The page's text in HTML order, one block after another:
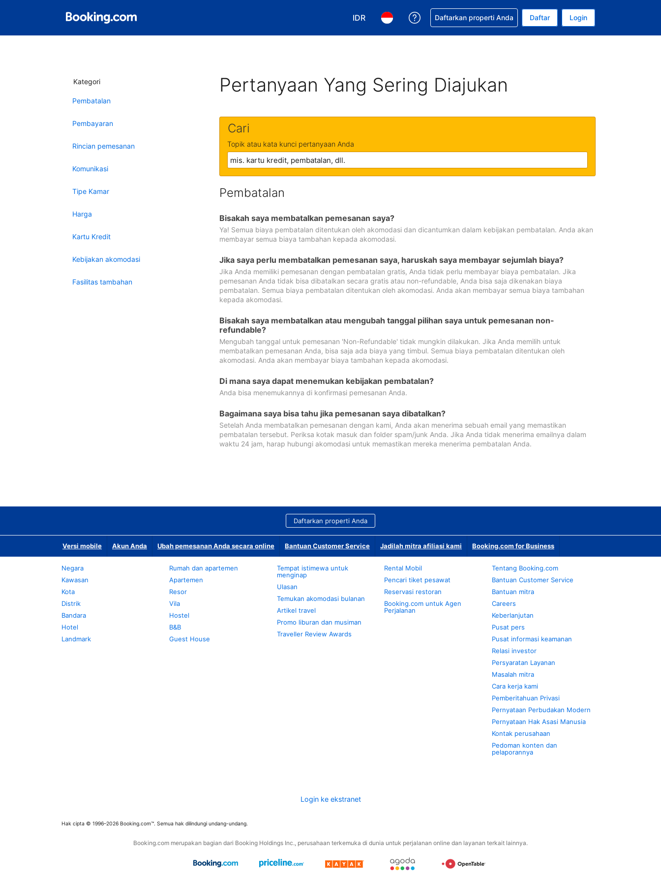
IDR
Pilih mata uang Anda. Mata uang Anda saat ini adalah Rupiah Indonesia
Pilih bahasa Anda. Bahasa Anda saat ini adalah Bahasa Indonesia
Dapatkan bantuan untuk pemesanan Anda
Daftarkan properti Anda Daftar Login
Kategori
Pembatalan
Pembayaran
Rincian pemesanan
Komunikasi
Tipe Kamar
Harga
Kartu Kredit
Kebijakan akomodasi
Fasilitas tambahan
Pertanyaan Yang Sering Diajukan
Cari
Topik atau kata kunci pertanyaan Anda
Pembatalan
Bisakah saya membatalkan pemesanan saya?
Ya! Semua biaya pembatalan ditentukan oleh akomodasi dan dicantumkan dalam kebijakan pembatalan. Anda akan
membayar semua biaya tambahan kepada akomodasi.
Jika saya perlu membatalkan pemesanan saya, haruskah saya membayar sejumlah biaya?
Jika Anda memiliki pemesanan dengan pembatalan gratis, Anda tidak perlu membayar biaya pembatalan. Jika
pemesanan Anda tidak bisa dibatalkan secara gratis atau non-refundable, Anda bisa saja dikenakan biaya
pembatalan. Semua biaya pembatalan ditentukan oleh akomodasi. Anda akan membayar semua biaya tambahan
kepada akomodasi.
Bisakah saya membatalkan atau mengubah tanggal pilihan saya untuk pemesanan non-
refundable?
Mengubah tanggal untuk pemesanan 'Non-Refundable' tidak mungkin dilakukan. Jika Anda memilih untuk
membatalkan pemesanan Anda, bisa saja ada biaya yang timbul. Semua biaya pembatalan ditentukan oleh
akomodasi. Anda akan membayar biaya tambahan kepada akomodasi.
Di mana saya dapat menemukan kebijakan pembatalan?
Anda bisa menemukannya di konfirmasi pemesanan Anda.
Bagaimana saya bisa tahu jika pemesanan saya dibatalkan?
Setelah Anda membatalkan pemesanan dengan kami, Anda akan menerima sebuah email yang memastikan
pembatalan tersebut. Periksa kotak masuk dan folder spam/junk Anda. Jika Anda tidak menerima emailnya dalam
waktu 24 jam, harap hubungi akomodasi untuk memastikan mereka menerima pembatalan Anda.
Daftarkan properti Anda
Versi mobile Akun Anda Ubah pemesanan Anda secara online Bantuan Customer Service Jadilah mitra afiliasi kami Booking.com for Business
Negara
Kawasan
Kota
Distrik
Bandara
Hotel
Landmark
Rumah dan apartemen
Apartemen
Resor
Vila
Hostel
B&B
Guest House
Tempat istimewa untuk
menginap
Ulasan
Temukan akomodasi bulanan
Artikel travel
Promo liburan dan musiman
Traveller Review Awards
Rental Mobil
Pencari tiket pesawat
Reservasi restoran
Booking.com untuk Agen
Perjalanan
Tentang Booking.com
Bantuan Customer Service
Bantuan mitra
Careers
Keberlanjutan
Pusat pers
Pusat informasi keamanan
Relasi investor
Persyaratan Layanan
Masalah mitra
Cara kerja kami
Pemberitahuan Privasi
Pernyataan Perbudakan Modern
Pernyataan Hak Asasi Manusia
Kontak perusahaan
Pedoman konten dan
pelaporannya
Login ke ekstranet
Hak cipta © 1996–2026 Booking.com™. Semua hak dilindungi undang-undang.
Booking.com merupakan bagian dari Booking Holdings Inc., perusahaan terkemuka di dunia untuk perjalanan online dan layanan terkait lainnya.